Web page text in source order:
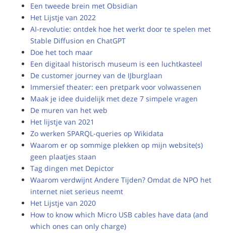
Een tweede brein met Obsidian
Het Lijstje van 2022
AI-revolutie: ontdek hoe het werkt door te spelen met
Stable Diffusion en ChatGPT
Doe het toch maar
Een digitaal historisch museum is een luchtkasteel
De customer journey van de IJburglaan
Immersief theater: een pretpark voor volwassenen
Maak je idee duidelijk met deze 7 simpele vragen
De muren van het web
Het lijstje van 2021
Zo werken SPARQL-queries op Wikidata
Waarom er op sommige plekken op mijn website(s)
geen plaatjes staan
Tag dingen met Depictor
Waarom verdwijnt Andere Tijden? Omdat de NPO het
internet niet serieus neemt
Het Lijstje van 2020
How to know which Micro USB cables have data (and
which ones can only charge)